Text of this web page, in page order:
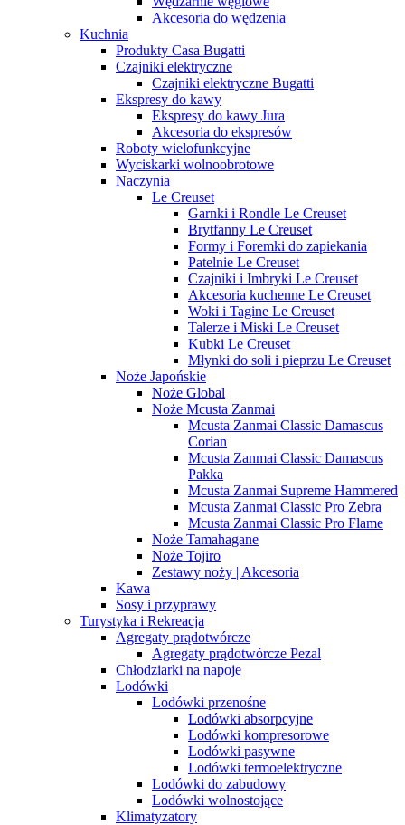
Akcesoria do wędzenia
Kuchnia
Produkty Casa Bugatti
Czajniki elektryczne
Czajniki elektryczne Bugatti
Ekspresy do kawy
Ekspresy do kawy Jura
Akcesoria do ekspresów
Roboty wielofunkcyjne
Wyciskarki wolnoobrotowe
Naczynia
Le Creuset
Garnki i Rondle Le Creuset
Brytfanny Le Creuset
Formy i Foremki do zapiekania
Patelnie Le Creuset
Czajniki i Imbryki Le Creuset
Akcesoria kuchenne Le Creuset
Woki i Tagine Le Creuset
Talerze i Miski Le Creuset
Kubki Le Creuset
Młynki do soli i pieprzu Le Creuset
Noże Japońskie
Noże Global
Noże Mcusta Zanmai
Mcusta Zanmai Classic Damascus
Corian
Mcusta Zanmai Classic Damascus
Pakka
Mcusta Zanmai Supreme Hammered
Mcusta Zanmai Classic Pro Zebra
Mcusta Zanmai Classic Pro Flame
Noże Tamahagane
Noże Tojiro
Zestawy noży | Akcesoria
Kawa
Sosy i przyprawy
Turystyka i Rekreacja
Agregaty prądotwórcze
Agregaty prądotwórcze Pezal
Chłodziarki na napoje
Lodówki
Lodówki przenośne
Lodówki absorpcyjne
Lodówki kompresorowe
Lodówki pasywne
Lodówki termoelektryczne
Lodówki do zabudowy
Lodówki wolnostojące
Klimatyzatory